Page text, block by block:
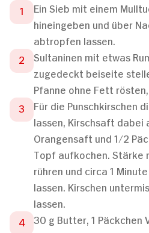
Ein Sieb mit einem
hineingeben und über
abtropfen lassen.
Sultaninen mit etwas
zugedeckt beiseite
Pfanne ohne Fett
Für die Punschkirschen
lassen, Kirschsaft dabei
Orangensaft und 1/2
Topf aufkochen. Stärke
rühren und circa 1
lassen. Kirschen
lassen.
30 g Butter, 1 Päckchen